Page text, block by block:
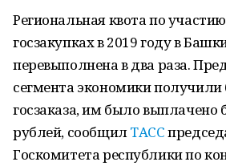
Региональная квота по
госзакупках в 2019 году в
перевыполнена в два раза.
сегмента экономики получили
госзаказа, им было выплачено
рублей, сообщилТАСС
Госкомитета республики по